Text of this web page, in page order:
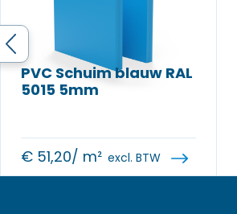
PVC Schuim blauw RAL
5015 5mm
€ 51,20/ m² excl. BTW